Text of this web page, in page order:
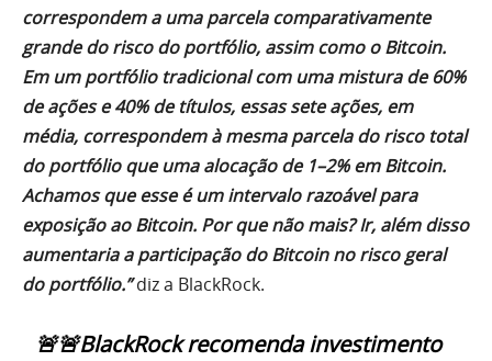
correspondem a uma parcela comparativamente
grande do risco do portfólio, assim como o Bitcoin.
Em um portfólio tradicional com uma mistura de 60%
de ações e 40% de títulos, essas sete ações, em
média, correspondem à mesma parcela do risco total
do portfólio que uma alocação de 1–2% em Bitcoin.
Achamos que esse é um intervalo razoável para
exposição ao Bitcoin. Por que não mais? Ir, além disso
aumentaria a participação do Bitcoin no risco geral
do portfólio.”diz a BlackRock.
🚨🚨BlackRock recomenda investimento